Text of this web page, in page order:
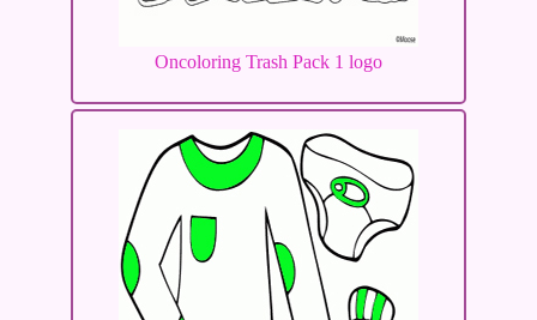
Oncoloring Trash Pack 1 logo